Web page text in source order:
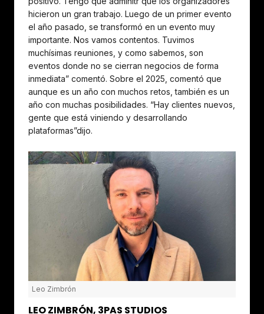
hicieron un gran trabajo. Luego de un primer evento
el año pasado, se transformó en un evento muy
importante. Nos vamos contentos. Tuvimos
muchísimas reuniones, y como sabemos, son
eventos donde no se cierran negocios de forma
inmediata” comentó. Sobre el 2025, comentó que
aunque es un año con muchos retos, también es un
año con muchas posibilidades. “Hay clientes nuevos,
gente que está viniendo y desarrollando
plataformas”dijo.
Leo Zimbrón
LEO ZIMBRÓN, 3PAS STUDIOS